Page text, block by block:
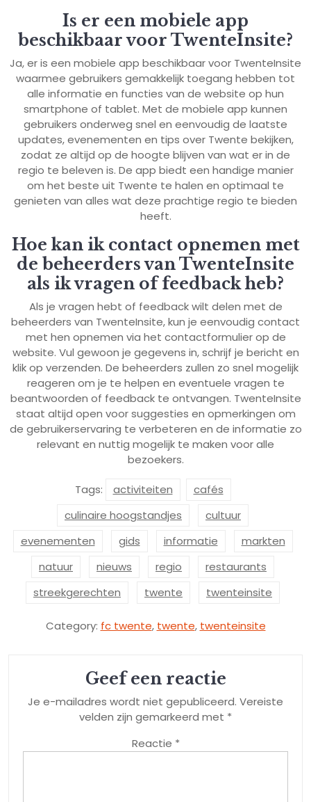
Is er een mobiele app
beschikbaar voor TwenteInsite?
Ja, er is een mobiele app beschikbaar voor TwenteInsite
waarmee gebruikers gemakkelijk toegang hebben tot
alle informatie en functies van de website op hun
smartphone of tablet. Met de mobiele app kunnen
gebruikers onderweg snel en eenvoudig de laatste
updates, evenementen en tips over Twente bekijken,
zodat ze altijd op de hoogte blijven van wat er in de
regio te beleven is. De app biedt een handige manier
om het beste uit Twente te halen en optimaal te
genieten van alles wat deze prachtige regio te bieden
heeft.
Hoe kan ik contact opnemen met
de beheerders van TwenteInsite
als ik vragen of feedback heb?
Als je vragen hebt of feedback wilt delen met de
beheerders van TwenteInsite, kun je eenvoudig contact
met hen opnemen via het contactformulier op de
website. Vul gewoon je gegevens in, schrijf je bericht en
klik op verzenden. De beheerders zullen zo snel mogelijk
reageren om je te helpen en eventuele vragen te
beantwoorden of feedback te ontvangen. TwenteInsite
staat altijd open voor suggesties en opmerkingen om
de gebruikerservaring te verbeteren en de informatie zo
relevant en nuttig mogelijk te maken voor alle
bezoekers.
Tags: activiteiten
cafés
culinaire hoogstandjes
cultuur
evenementen
gids informatie
markten
natuur
nieuws regio
restaurants
streekgerechten
twente twenteinsite
Category: fc twente, twente, twenteinsite
Geef een reactie
Je e-mailadres wordt niet gepubliceerd. Vereiste
velden zijn gemarkeerd met *
Reactie *